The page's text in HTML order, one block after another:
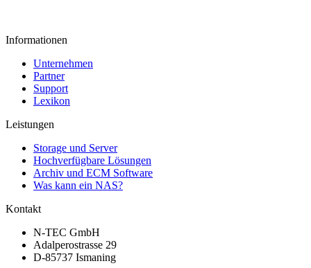
Informationen
Unternehmen
Partner
Support
Lexikon
Leistungen
Storage und Server
Hochverfügbare Lösungen
Archiv und ECM Software
Was kann ein NAS?
Kontakt
N-TEC GmbH
Adalperostrasse 29
D-85737 Ismaning